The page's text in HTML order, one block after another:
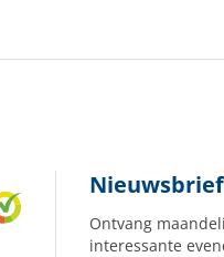
Nieuwsbrief
Ontvang
interessante